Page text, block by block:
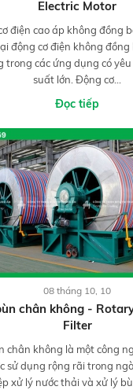
Electric Motor
điện cao áp không đồng
động cơ điện không đồng
trong các ứng dụng có yêu
suất lớn. Động cơ...
Đọc tiếp
08 tháng 10, 10
chân không -
Filter
chân không là một công
sử dụng rộng rãi trong
xử lý nước thải và xử lý